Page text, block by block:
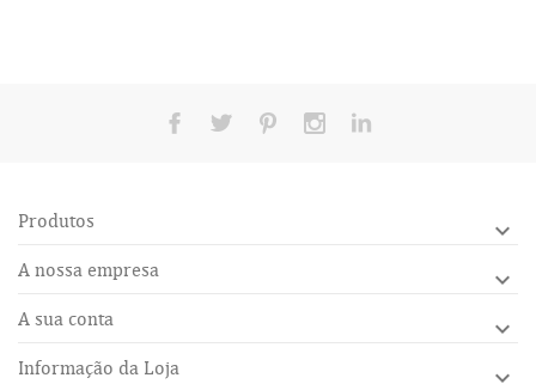
Produtos 
A nossa empresa 
A sua conta 
Informação da Loja 